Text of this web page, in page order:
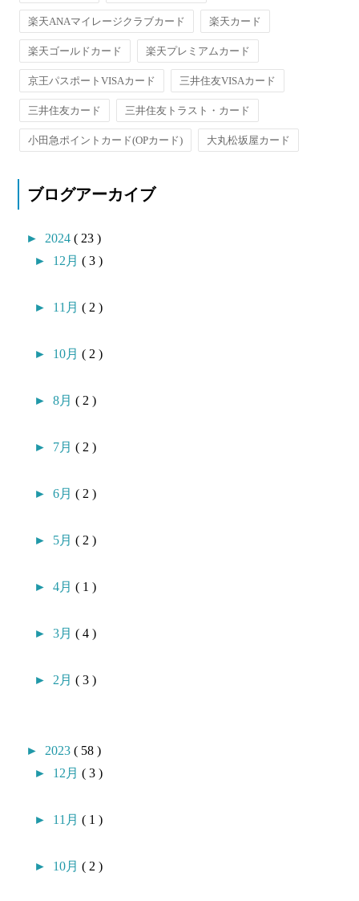
楽天ANAマイレージクラブカード 楽天カード
楽天ゴールドカード 楽天プレミアムカード
京王パスポートVISAカード 三井住友VISAカード
三井住友カード 三井住友トラスト・カード
小田急ポイントカード(OPカード) 大丸松坂屋カード
ブログアーカイブ
► 2024( 23 )
► 12月( 3 )
► 11月( 2 )
► 10月( 2 )
►8月( 2 )
► 7月( 2 )
►6月( 2 )
► 5月( 2 )
►4月( 1 )
►3月( 4 )
► 2月( 3 )
► 2023( 58 )
► 12月( 3 )
► 11月( 1 )
► 10月( 2 )